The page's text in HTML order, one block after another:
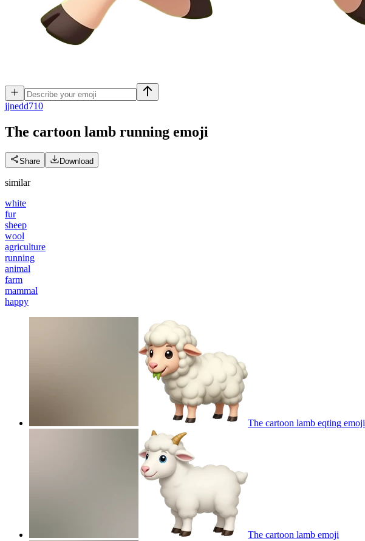
jjnedd710
The cartoon lamb running emoji
Share Download
similar
white
fur
sheep
wool
agriculture
running
animal
farm
mammal
happy
The cartoon lamb eqting emoji
The cartoon lamb emoji